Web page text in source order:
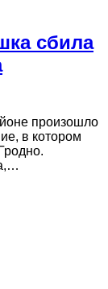
сбила
произошло
в котором